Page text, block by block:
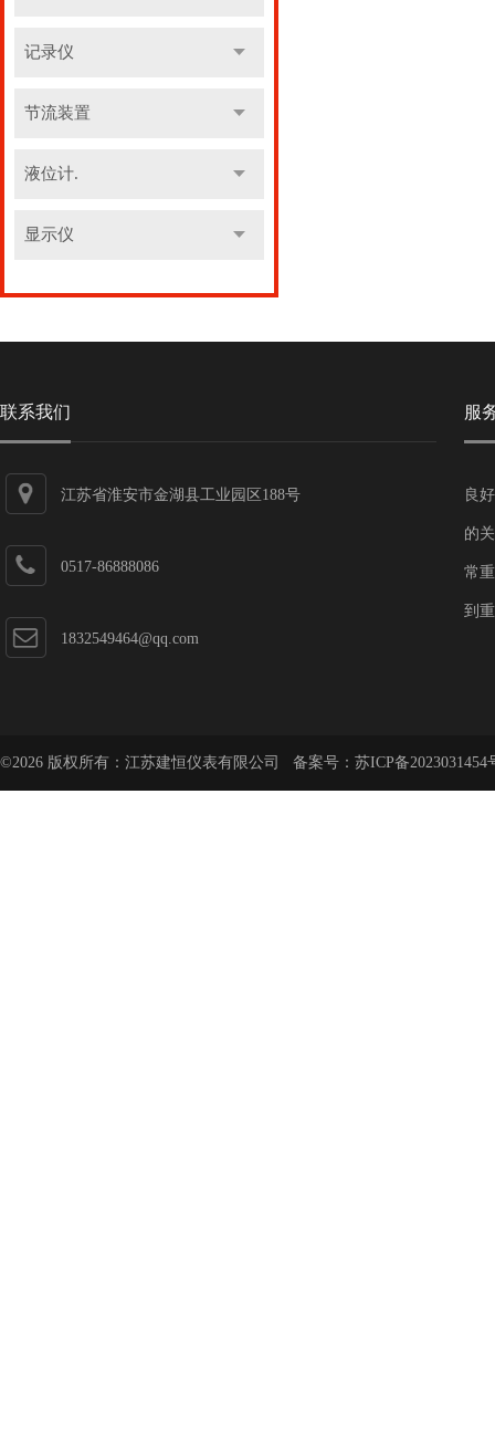
记录仪
节流装置
液位计.
显示仪
联系我们
江苏省淮安市金湖县工业园区188号
0517-86888086
1832549464@qq.com
服
良
的
常
到
©2026 版权所有：江苏建恒仪表有限公司 备案号： 苏ICP备2023031454